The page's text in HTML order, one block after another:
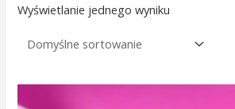
Wyświetlanie jednego wyniku